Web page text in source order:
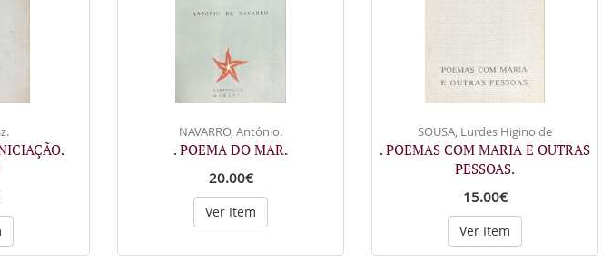
NAVARRO, António.
. POEMA DO MAR.
20.00€
Ver Item
SOUSA, Lurdes Higino de
. POEMAS COM MARIA E OUTRAS
PESSOAS.
15.00€
Ver Item